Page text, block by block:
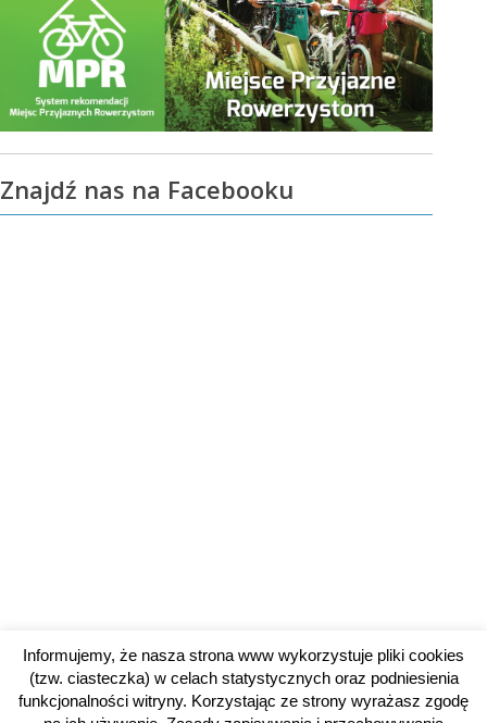
Znajdź nas na Facebooku
Informujemy, że nasza strona www wykorzystuje pliki cookies
(tzw. ciasteczka) w celach statystycznych oraz podniesienia
funkcjonalności witryny. Korzystając ze strony wyrażasz zgodę